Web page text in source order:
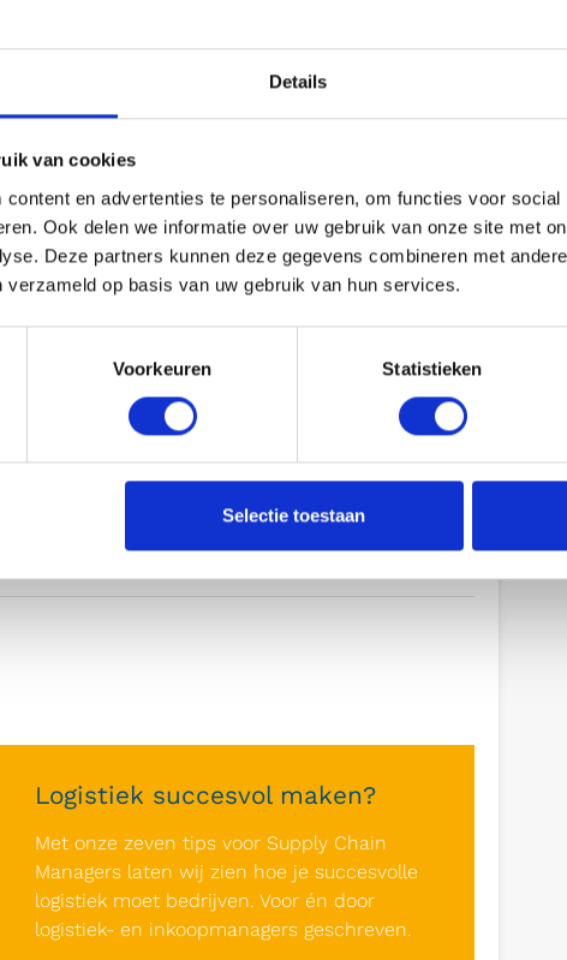
Details
van cookies
en advertenties te personaliseren, om functies voor
Ook delen we informatie over uw gebruik van onze site met
Deze partners kunnen deze gegevens combineren met
verzameld op basis van uw gebruik van hun services.
Voorkeuren Statistieken
Selectie toestaan
het voorspellen van de toekomstige vraag naar
het optimaliseren van de samenwerking
onderhouden van relaties met externe partners
in personeel gerelateerde zaken. De precieze
zijn afhankelijk van de productieketen
om een rol als supply chain
betrokken bij elke fase van de totstandkoming
een supply chain manager betrokken bij
uitstrekken. Goede
zijn dan ook essentiële
te kunnen vervullen. Ook dient de supply
tussen taken en afdelingen. Tot slot is het
technologieën inherent aan een functie als supply
Logistiek succesvol maken?
Met onze zeven tips voor Supply Chain
Managers laten wij zien hoe je succesvolle
logistiek moet bedrijven. Voor én door
logistiek- en inkoopmanagers geschreven.